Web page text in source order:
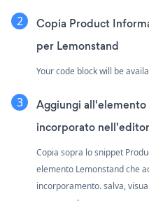
Copia Product
per Lemonstand
Your code block will be
Aggiungi
incorporato
Copia sopra lo snippet
elemento Lemonstand che
incorporamento. salva,